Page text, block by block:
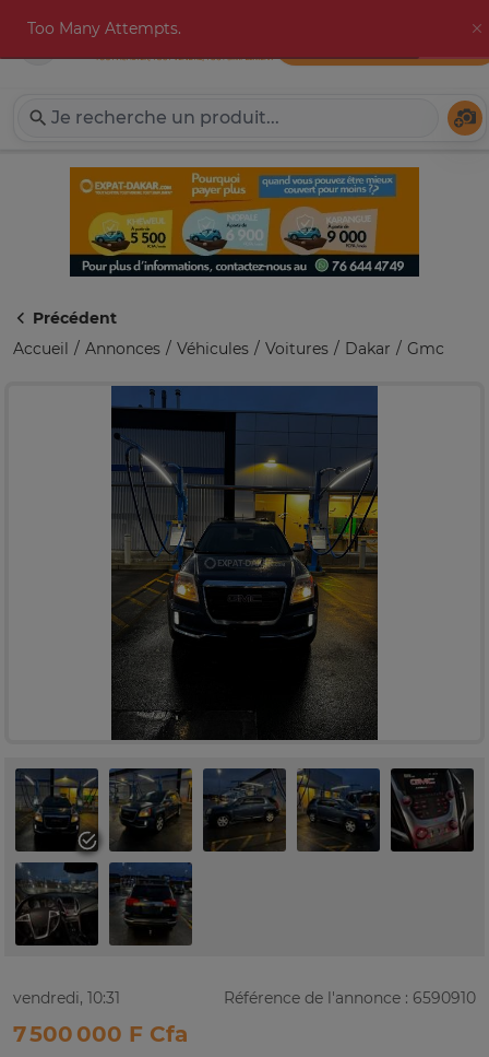
Expat-Dakar
Précédent
Accueil
Annonces Véhicules Voitures Dakar Gmc
vendredi, 10:31 Référence de l'annonce : 6590910
7 500 000 F Cfa
Too Many Attempts.